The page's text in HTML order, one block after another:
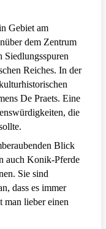
Gebiet am
dem Zentrum
Siedlungsspuren
Reiches. In der
De Praets. Eine
die
Blick
auch Konik-Pferde
Sie sind
dass es immer
man lieber einen